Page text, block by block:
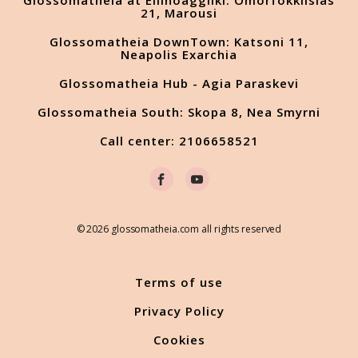
21, Marousi
Glossomatheia DownTown: Katsoni 11,
Neapolis Exarchia
Glossomatheia Hub - Agia Paraskevi
Glossomatheia South: Skopa 8, Nea Smyrni
Call center: 2106658521
© 2026 glossomatheia.com all rights reserved
Terms of use
Privacy Policy
Cookies